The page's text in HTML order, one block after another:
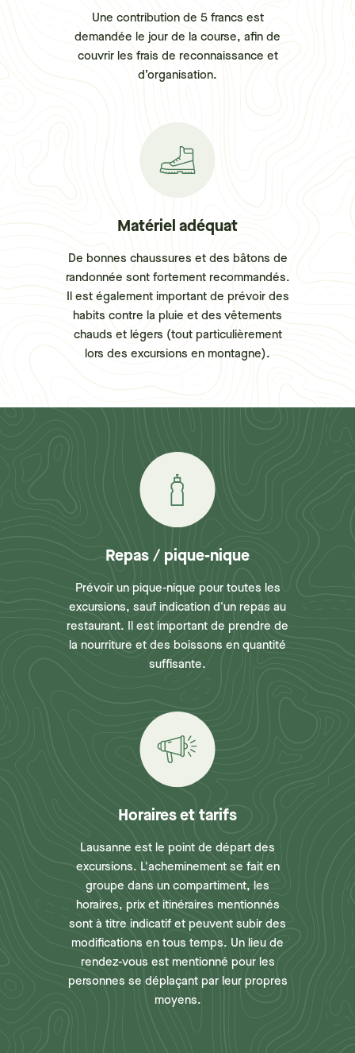
Une contribution de 5 francs est
demandée le jour de la course, afin de
couvrir les frais de reconnaissance et
d’organisation.
Matériel adéquat
De bonnes chaussures et des bâtons de
randonnée sont fortement recommandés.
Il est également important de prévoir des
habits contre la pluie et des vêtements
chauds et légers (tout particulièrement
lors des excursions en montagne).
Repas / pique-nique
Prévoir un pique-nique pour toutes les
excursions, sauf indication d'un repas au
restaurant. Il est important de prendre de
la nourriture et des boissons en quantité
suffisante.
Horaires et tarifs
Lausanne est le point de départ des
excursions. L'acheminement se fait en
groupe dans un compartiment, les
horaires, prix et itinéraires mentionnés
sont à titre indicatif et peuvent subir des
modifications en tous temps. Un lieu de
rendez-vous est mentionné pour les
personnes se déplaçant par leur propres
moyens.